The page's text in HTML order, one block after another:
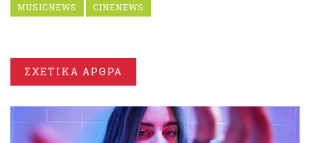
MUSICNEWS CINENEWS
ΣΧΕΤΙΚΑ ΑΡΘΡΑ